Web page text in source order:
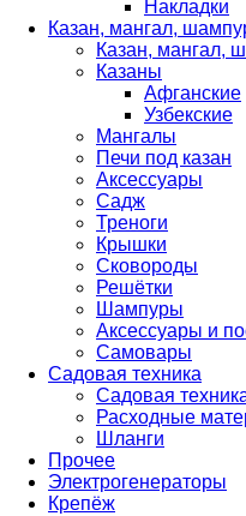
Накладки
Казан, мангал,
Казан, мангал,
Казаны
Афганские
Узбекские
Мангалы
Печи под казан
Аксессуары
Садж
Треноги
Крышки
Сковороды
Решётки
Шампуры
Аксессуары и
Самовары
Садовая техника
Садовая
Расходные
Шланги
Прочее
Электрогенераторы
Крепёж